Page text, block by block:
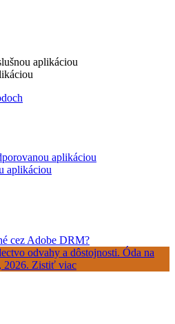
aplikáciou
aplikáciou
aplikáciou
cez Adobe DRM?